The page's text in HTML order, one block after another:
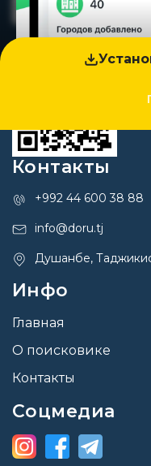
Контакты
+992 44 600 38 88
info@doru.tj
Душанбе,
Инфо
Главная
О поисковике
Контакты
Соцмедиа